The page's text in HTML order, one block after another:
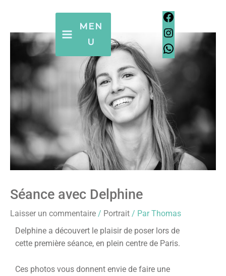
contenu
MEN
U
Séance avec Delphine
Laisser un commentaire / Portrait / ParThomas
Delphine a découvert le plaisir de poser lors de
cette première séance, en plein centre de Paris.
Ces photos vous donnent envie de faire une